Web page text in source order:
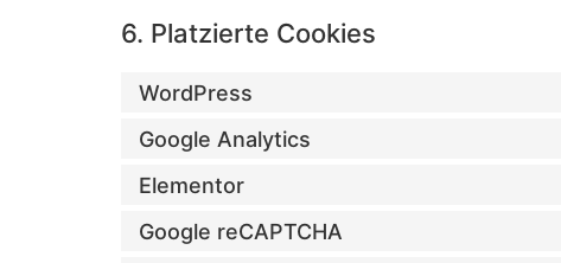
6. Platzierte Cookies
WordPress
Google Analytics
Elementor
Google reCAPTCHA